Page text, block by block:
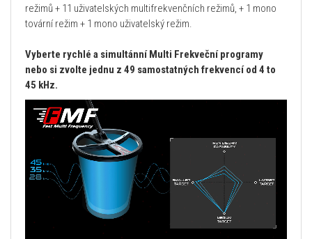
režimů + 11 uživatelských multifrekvenčních režimů, + 1 mono
tovární režim + 1 mono uživatelský režim.
Vyberte rychlé a simultánní Multi Frekveční programy
nebo si zvolte jednu z 49 samostatných frekvencí od 4 to
45 kHz.